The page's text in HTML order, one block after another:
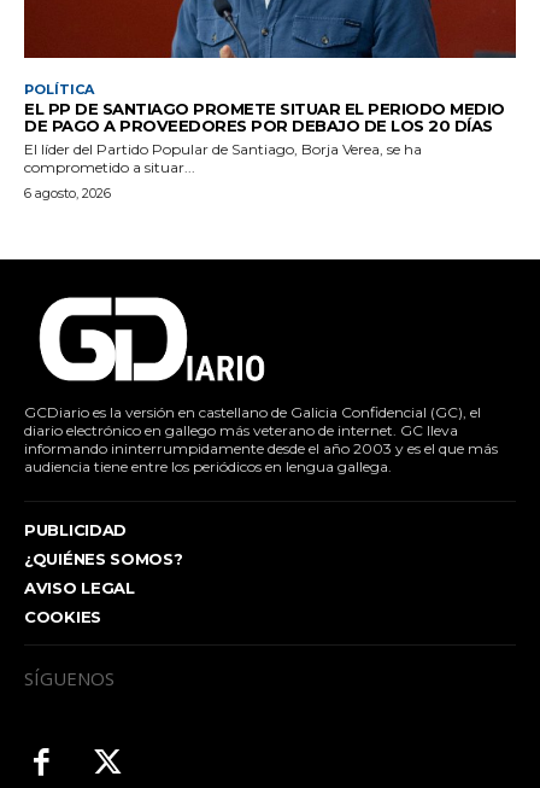
POLÍTICA
EL PP DE SANTIAGO PROMETE SITUAR EL PERIODO MEDIO
DE PAGO A PROVEEDORES POR DEBAJO DE LOS 20 DÍAS
El líder del Partido Popular de Santiago, Borja Verea, se ha
comprometido a situar...
6 agosto, 2026
GCDiario es la versión en castellano de Galicia Confidencial (GC), el
diario electrónico en gallego más veterano de internet. GC lleva
informando ininterrumpidamente desde el año 2003 y es el que más
audiencia tiene entre los periódicos en lengua gallega.
PUBLICIDAD
¿QUIÉNES SOMOS?
AVISO LEGAL
COOKIES
SÍGUENOS